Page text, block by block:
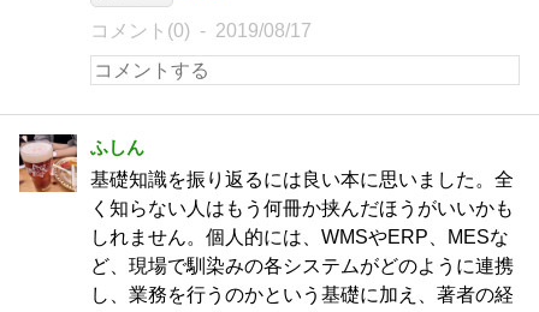
コメント(0) 2019/08/17
ふしん
基礎知識を振り返るには良い本に思いました。全
く知らない人はもう何冊か挟んだほうがいいかも
しれません。個人的には、WMSやERP、MESな
ど、現場で馴染みの各システムがどのように連携
し、業務を行うのかという基礎に加え、著者の経